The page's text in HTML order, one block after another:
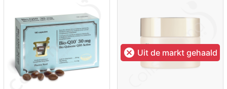
 Uit de markt gehaald